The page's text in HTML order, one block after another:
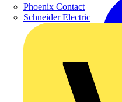
Phoenix Contact
Schneider Electric